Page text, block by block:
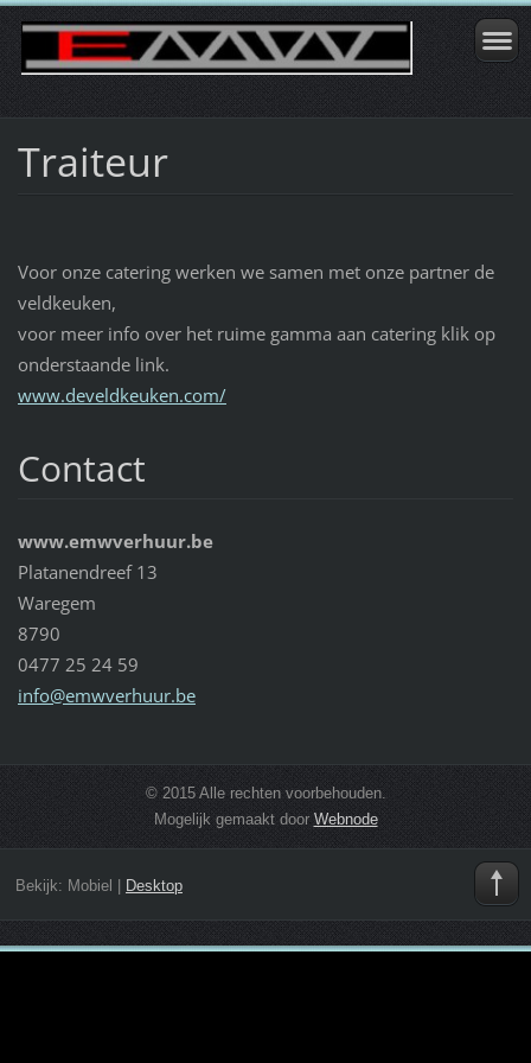
Traiteur
Voor onze catering werken we samen met onze partner de
veldkeuken,
voor meer info over het ruime gamma aan catering klik op
onderstaande link.
www.develdkeuken.com/
Contact
www.emwverhuur.be
Platanendreef 13
Waregem
8790
0477 25 24 59
info@emwverhuur.be
© 2015 Alle rechten voorbehouden.
Mogelijk gemaakt door Webnode
Bekijk: Mobiel | Desktop